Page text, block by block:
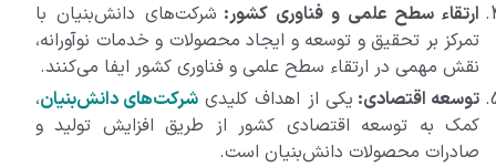
ارتقاء سطح علمی و فناوری کشور: شرکت‌های دانش‌بنیان با
تمرکز بر تحقیق و توسعه و ایجاد محصولات و خدمات نوآورانه،
نقش مهمی در ارتقاء سطح علمی و فناوری کشور ایفا می‌کنند.
توسعه اقتصادی: یکی از اهداف کلیدی شرکت‌های دانش‌بنیان،
کمک به توسعه اقتصادی کشور از طریق افزایش تولید و
صادرات محصولات دانش‌بنیان است.